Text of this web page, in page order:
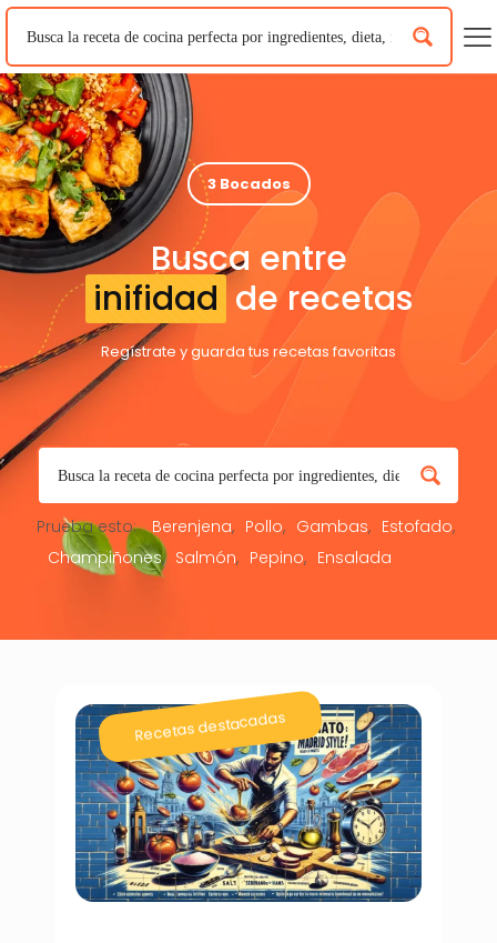
3 Bocados
Busca entre
inifidad de recetas
Regístrate y guarda tus recetas favoritas
Prueba esto: Berenjena Pollo Gambas
Estofado
Champiñones
Salmón Pepino Ensalada
Recetas destacadas